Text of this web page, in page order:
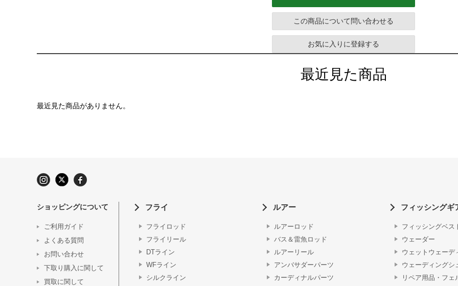
この商品について問い合わせる
お気に入りに登録する
最近見た商品
最近見た商品がありません。
ショッピングについて
ご利用ガイド
よくある質問
お問い合わせ
下取り購入に関して
買取に関して
フライ
フライロッド
フライリール
DTライン
WFライン
シルクライン
ルアー
ルアーロッド
バス＆雷魚ロッド
ルアーリール
アンバサダーパーツ
カーディナルパーツ
フィッシングギ
フィッシングベス
ウェーダー
ウェットウェーデ
ウェーディングシ
リペア用品・フェ